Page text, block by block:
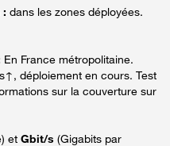
: dans les zones déployées.
En France métropolitaine.
déploiement en cours. Test
sur la couverture sur
et Gbit/s (Gigabits par